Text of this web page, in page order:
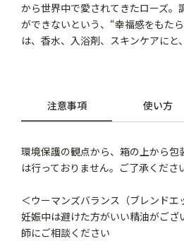
から世界中で愛されてきたローズ。
ができないという、“幸福感をもた
は、香水、入浴剤、スキンケアにと
注意事項 使い方
環境保護の観点から、箱の上から
は行っておりません。ご了承くださ
＜ウーマンズバランス（ブレンドエ
妊娠中は避けた方がいい精油がござ
師にご相談ください